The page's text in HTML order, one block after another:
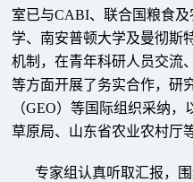
室已与CABI、联合国粮食
学、南安普顿大学及曼彻斯
机制，在青年科研人员交流
等方面开展了务实合作，研
（GEO）等国际组织采纳
草原局、山东省农业农村厅
专家组认真听取汇报，